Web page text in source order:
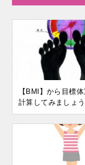
【BMI】から目標
計算してみましょう